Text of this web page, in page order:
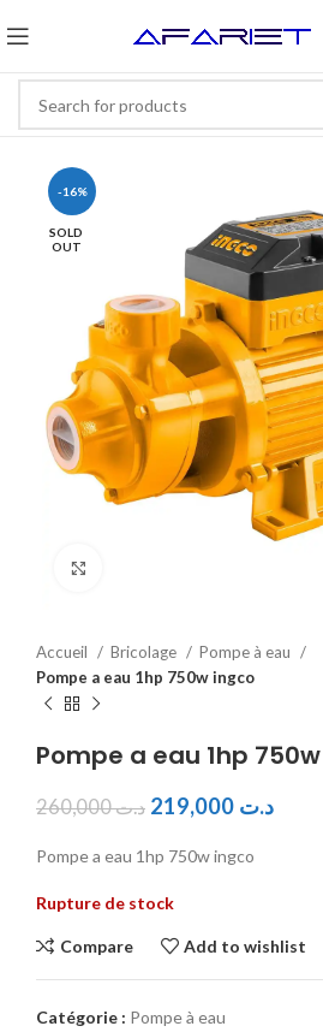
-16%
SOLD
OUT
Accueil Bricolage
Pompe à eau
Pompe a eau 1hp 750w ingco
Pompe a eau 1hp
د.ت260,000 د.ت
Pompe a eau 1hp 750w ingco
Rupture de stock
Compare Add to wishlist
Catégorie : Pompe à eau